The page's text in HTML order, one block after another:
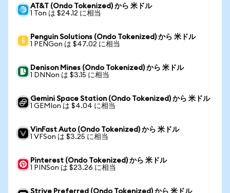
AT&T (Ondo Tokenized) から 米ドル
1 Ton は $24.12 に相当
Penguin Solutions (Ondo Tokenized) から 米ドル
1 PENGon は $47.02 に相当
Denison Mines (Ondo Tokenized) から 米ドル
1 DNNon は $3.15 に相当
Gemini Space Station (Ondo Tokenized) から 米ドル
1 GEMIon は $4.04 に相当
VinFast Auto (Ondo Tokenized) から 米ドル
1 VFSon は $3.25 に相当
Pinterest (Ondo Tokenized) から 米ドル
1 PINSon は $23.26 に相当
Strive Preferred (Ondo Tokenized) から 米ドル